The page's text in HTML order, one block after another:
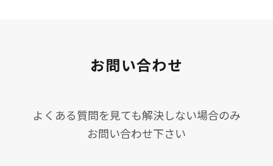
お問い合わせ
よくある質問を見ても解決しない場合のみ
お問い合わせ下さい